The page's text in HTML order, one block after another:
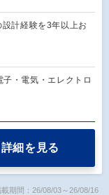
設計経験を3年以上お
子・電気・エレクトロ
詳細を見る
載期間：26/08/03～26/08/16